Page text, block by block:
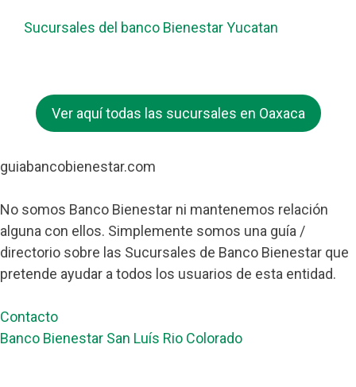
Sucursales del banco Bienestar Yucatan
Ver aquí todas las sucursales en Oaxaca
guiabancobienestar.com
No somos Banco Bienestar ni mantenemos relación
alguna con ellos. Simplemente somos una guía /
directorio sobre las Sucursales de Banco Bienestar que
pretende ayudar a todos los usuarios de esta entidad.
Contacto
Banco Bienestar San Luís Rio Colorado